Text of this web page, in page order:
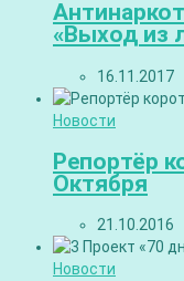
«Выход из
16.11.2017
Новости
Репортёр
Октября
21.10.2016
Новости